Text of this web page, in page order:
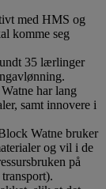
med HMS og
komme seg
35 lærlinger
har lang
samt innovere i
Watne bruker
og vil i de
på